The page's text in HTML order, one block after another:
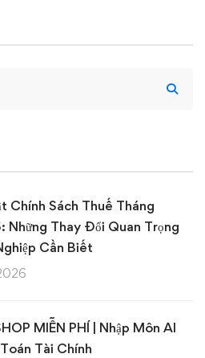
Chính Sách Thuế Tháng
Thay Đổi Quan Trọng
Cần Biết
MIỄN PHÍ | Nhập Môn AI
Tài Chính